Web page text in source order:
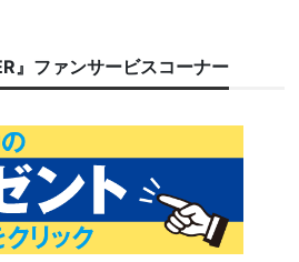
』ファンサービスコーナー